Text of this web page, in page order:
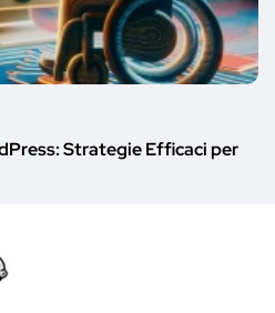
Strategie Efficaci per